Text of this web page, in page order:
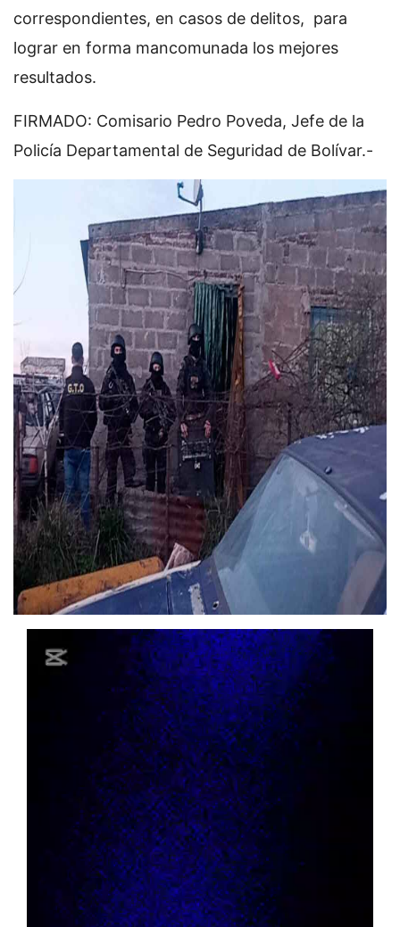
correspondientes, en casos de delitos, para
lograr en forma mancomunada los mejores
resultados.
FIRMADO: Comisario Pedro Poveda, Jefe de la
Policía Departamental de Seguridad de Bolívar.-